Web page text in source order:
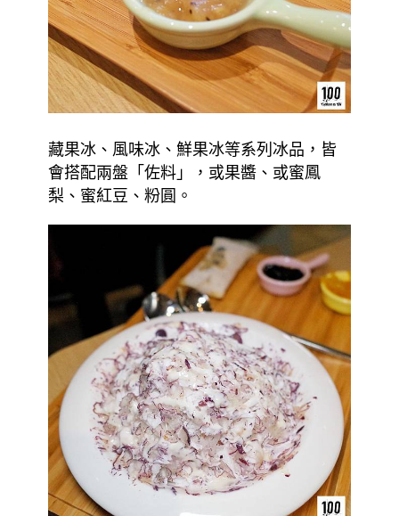
藏果冰、風味冰、鮮果冰等系列冰品，皆
會搭配兩盤「佐料」，或果醬、或蜜鳳
梨、蜜紅豆、粉圓。